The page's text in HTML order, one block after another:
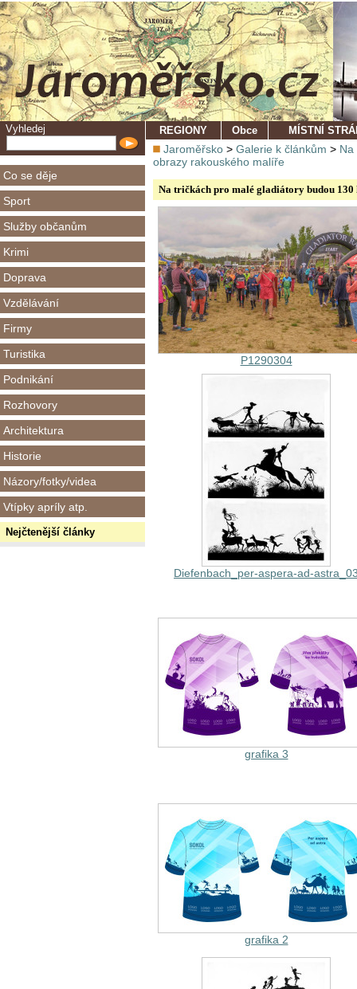
Vyhledej
Co se děje
Sport
Služby občanům
Krimi
Doprava
Vzdělávání
Firmy
Turistika
Podnikání
Rozhovory
Architektura
Historie
Názory/fotky/videa
Vtípky apríly atp.
Nejčtenější články
REGIONY Obce MÍSTNÍ
Jaroměřsko > Galerie k článkům > Na
obrazy rakouského malíře
Na tričkách pro malé gladiátory budou
P1290304
Diefenbach_per-aspera-ad-
grafika 3
grafika 2